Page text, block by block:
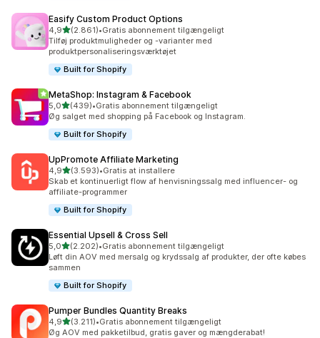
Easify Custom Product Options
4,9ud af 5 stjerner
(2.861)
2861 anmeldelser i alt
•Gratis abonnement tilgængeligt
Tilføj produktmuligheder og -varianter med
produktpersonaliseringsværktøjet
Built for Shopify
MetaShop: Instagram & Facebook
5,0ud af 5 stjerner
(439)
439 anmeldelser i alt
•Gratis abonnement tilgængeligt
Øg salget med shopping på Facebook og Instagram.
Built for Shopify
UpPromote Affiliate Marketing
4,9ud af 5 stjerner
(3.593)
3593 anmeldelser i alt
•Gratis at installere
Skab et kontinuerligt flow af henvisningssalg med influencer- og
affiliate-programmer
Built for Shopify
Essential Upsell & Cross Sell
5,0ud af 5 stjerner
(2.202)
2202 anmeldelser i alt
•Gratis abonnement tilgængeligt
Løft din AOV med mersalg og krydssalg af produkter, der ofte købes
sammen
Built for Shopify
Pumper Bundles Quantity Breaks
4,9ud af 5 stjerner
(3.211)
3211 anmeldelser i alt
•Gratis abonnement tilgængeligt
Øg AOV med pakketilbud, gratis gaver og mængderabat!